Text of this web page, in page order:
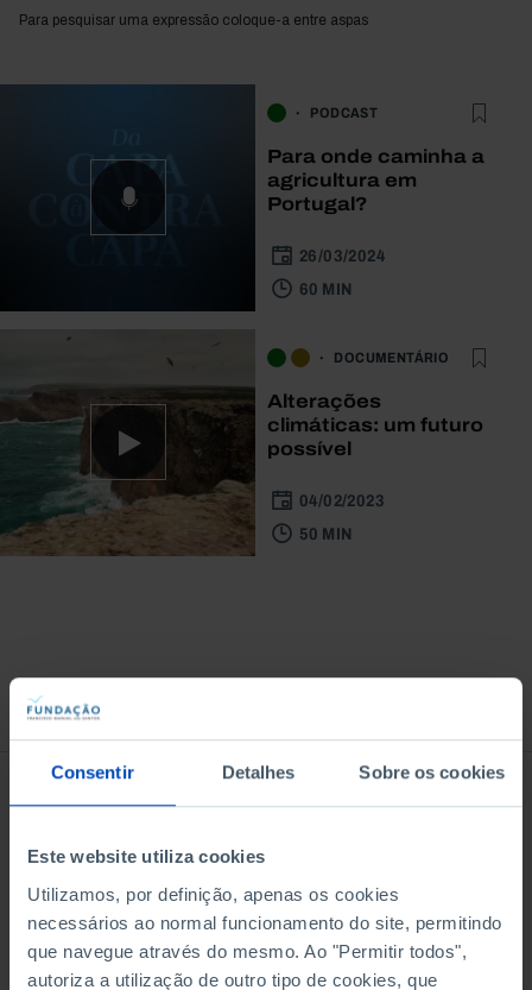
Consentir Detalhes Sobre os cookies
Este website utiliza cookies
Utilizamos, por definição, apenas os cookies
necessários ao normal funcionamento do site, permitindo
que navegue através do mesmo. Ao "Permitir todos",
autoriza a utilização de outro tipo de cookies, que
Para pesquisar uma expressão coloque-a entre aspas
PODCAST
Para onde caminha a
agricultura em
Portugal?
26/03/2024
60 MIN
DOCUMENTÁRIO
Alterações
climáticas: um futuro
possível
04/02/2023
50 MIN